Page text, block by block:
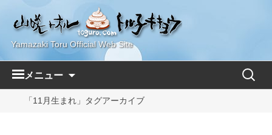
Yamazaki Toru Official Web Site
メニュー
検
「11月生まれ」タグアーカイブ